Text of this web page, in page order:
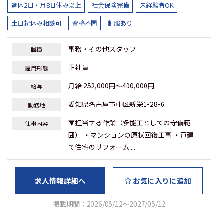
週休2日・月8日休み以上 社会保険完備
未経験者OK
土日祝休み相談可
資格不問 制服あり
職種 事務・その他スタッフ
雇用形態 正社員
給与 月給 252,000円～400,000円
勤務地 愛知県名古屋市中区新栄1-28-6
仕事内容
▼担当する作業（多能工としての守備範
囲） ・マンションの原状回復工事 ・戸建
て住宅のリフォーム ...
求人情報詳細へ お気に入りに追加
掲載期間：2026/05/12～2027/05/12